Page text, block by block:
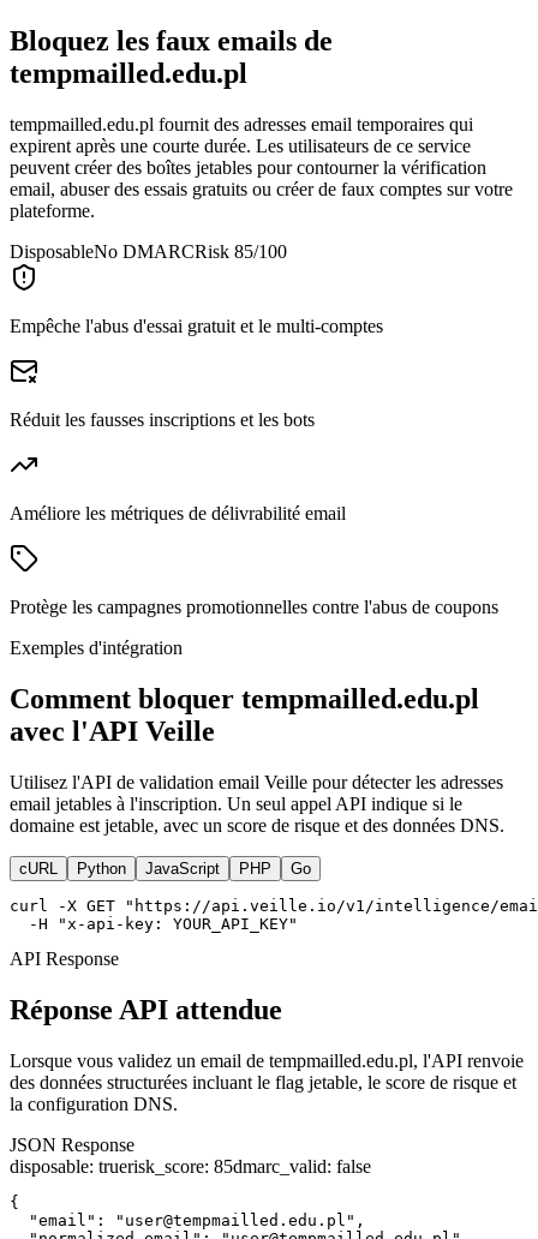
Bloquez les faux emails de
tempmailled.edu.pl
tempmailled.edu.pl fournit des adresses email temporaires qui
expirent après une courte durée. Les utilisateurs de ce service
peuvent créer des boîtes jetables pour contourner la vérification
email, abuser des essais gratuits ou créer de faux comptes sur votre
plateforme.
DisposableNo DMARCRisk 85/100
Empêche l'abus d'essai gratuit et le multi-comptes
Réduit les fausses inscriptions et les bots
Améliore les métriques de délivrabilité email
Protège les campagnes promotionnelles contre l'abus de coupons
Exemples d'intégration
Comment bloquer tempmailled.edu.pl
avec l'API Veille
Utilisez l'API de validation email Veille pour détecter les adresses
email jetables à l'inscription. Un seul appel API indique si le
domaine est jetable, avec un score de risque et des données DNS.
cURL Python JavaScript PHP Go
curl -X GET "https://api.veille.io/v1/intelligence/
  -H "x-api-key: YOUR_API_KEY"
API Response
Réponse API attendue
Lorsque vous validez un email de tempmailled.edu.pl, l'API renvoie
des données structurées incluant le flag jetable, le score de risque et
la configuration DNS.
JSON Response
disposable: truerisk_score: 85dmarc_valid: false
{
  "email": "user@tempmailled.edu.pl",